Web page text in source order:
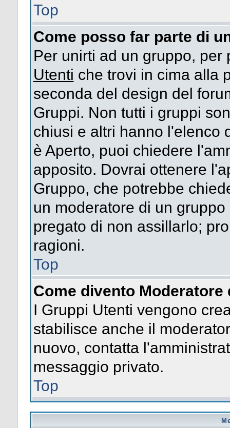
Top
Come posso far parte di
Per unirti ad un gruppo,
Utenti che trovi in cima alla
seconda del design del
Gruppi. Non tutti i gruppi
chiusi e altri hanno l'elenco
è Aperto, puoi chiedere
apposito. Dovrai ottenere
Gruppo, che potrebbe
un moderatore di un
pregato di non assillarlo;
ragioni.
Top
Come divento Moderatore
I Gruppi Utenti vengono
stabilisce anche il
nuovo, contatta
messaggio privato.
Top